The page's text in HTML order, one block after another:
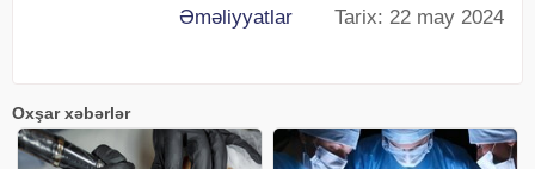
Əməliyyatlar Tarix: 22 may 2024
Oxşar xəbərlər